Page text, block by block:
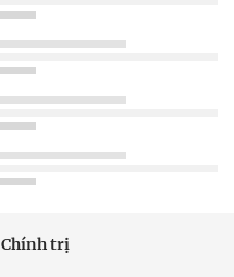
Chính trị